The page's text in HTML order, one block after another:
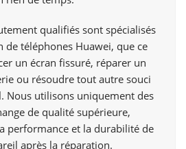
qualifiés sont spécialisés
de téléphones Huawei, que ce
un écran fissuré, réparer un
ou résoudre tout autre souci
Nous utilisons uniquement des
de qualité supérieure,
performance et la durabilité de
après la réparation.